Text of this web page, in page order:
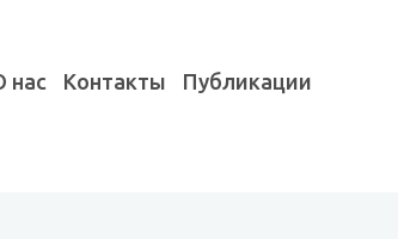
нас Контакты Публикации